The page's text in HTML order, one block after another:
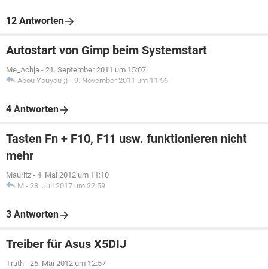
12 Antworten
Autostart von Gimp beim Systemstart
Me_Achja - 21. September 2011 um 15:07
Abou Youyou ;) - 9. November 2011 um 11:56
4 Antworten
Tasten Fn + F10, F11 usw. funktionieren nicht
mehr
Mauritz - 4. Mai 2012 um 11:10
M - 28. Juli 2017 um 22:59
3 Antworten
Treiber für Asus X5DIJ
Truth - 25. Mai 2012 um 12:57